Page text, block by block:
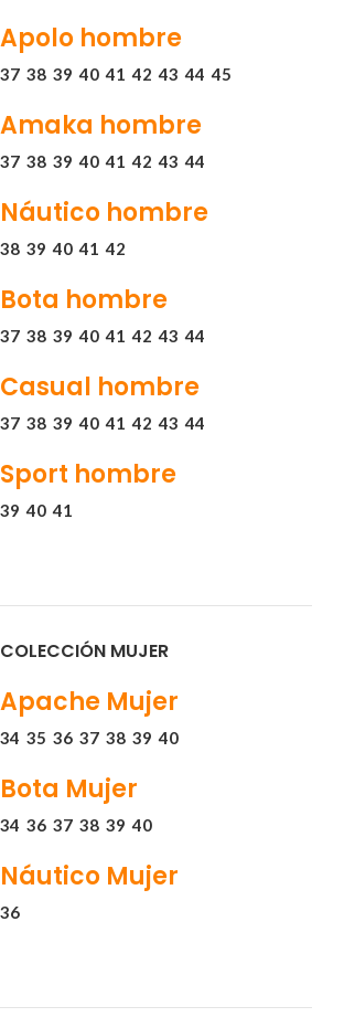
Apolo hombre
37 38 39 40 41 42 43 44 45
Amaka hombre
37 38 39 40 41 42 43 44
Náutico hombre
38 39 40 41 42
Bota hombre
37 38 39 40 41 42 43 44
Casual hombre
37 38 39 40 41 42 43 44
Sport hombre
39 40 41
COLECCIÓN MUJER
Apache Mujer
34 35 36 37 38 39 40
Bota Mujer
34 36 37 38 39 40
Náutico Mujer
36